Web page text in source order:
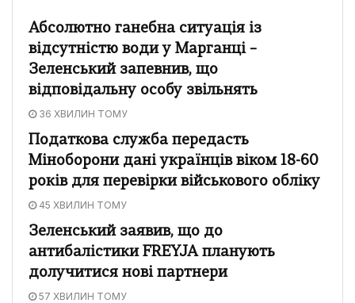
Абсолютно ганебна ситуація із
відсутністю води у Марганці –
Зеленський запевнив, що
відповідальну особу звільнять
36 ХВИЛИН ТОМУ
Податкова служба передасть
Міноборони дані українців віком 18-60
років для перевірки військового обліку
45 ХВИЛИН ТОМУ
Зеленський заявив, що до
антибалістики FREYJA планують
долучитися нові партнери
57 ХВИЛИН ТОМУ